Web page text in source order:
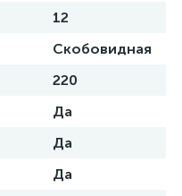
12
Скобовидная
220
Да
Да
Да